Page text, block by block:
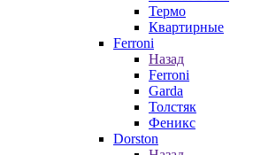
Термо
Квартирные
Ferroni
Назад
Ferroni
Garda
Толстяк
Феникс
Dorston